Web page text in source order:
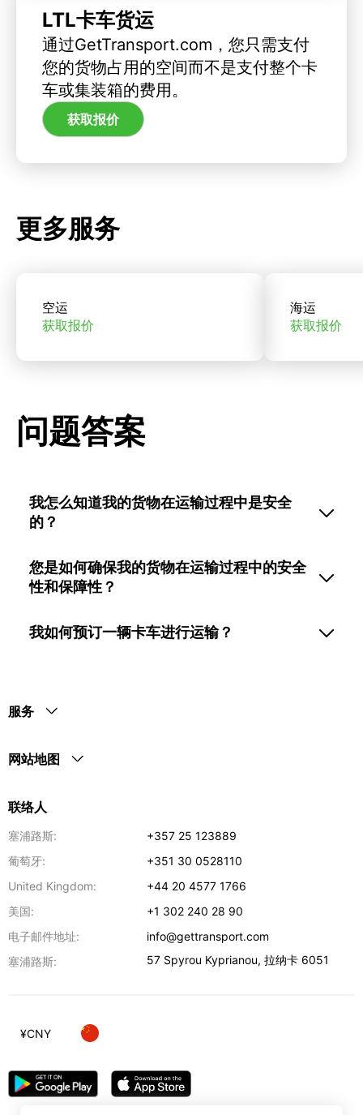
LTL卡车货运
通过GetTransport.com，您只需支付
您的货物占用的空间而不是支付整个卡
车或集装箱的费用。
获取报价
更多服务
空运
获取报价
海运
获取报价
问题答案
我怎么知道我的货物在运输过程中是安全
的？
您是如何确保我的货物在运输过程中的安全
性和保障性？
我如何预订一辆卡车进行运输？
服务
网站地图
联络人
塞浦路斯:
+357 25 123889
葡萄牙:
+351 30 0528110
United Kingdom:
+44 20 4577 1766
美国:
+1 302 240 28 90
电子邮件地址:
info@gettransport.com
塞浦路斯:
57 Spyrou Kyprianou,拉纳卡 6051
¥CNY